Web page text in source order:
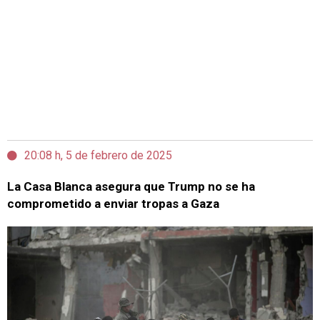
20:08 h, 5 de febrero de 2025
La Casa Blanca asegura que Trump no se ha
comprometido a enviar tropas a Gaza